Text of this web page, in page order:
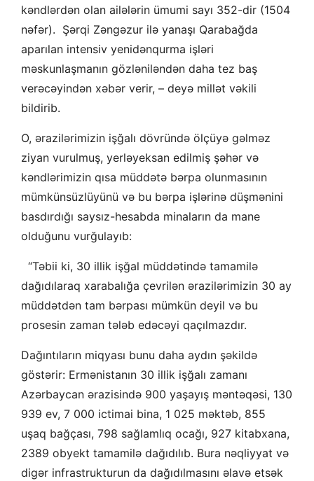
kəndlərdən olan ailələrin ümumi sayı 352-dir (1504
nəfər). Şərqi Zəngəzur ilə yanaşı Qarabağda
aparılan intensiv yenidənqurma işləri
məskunlaşmanın gözləniləndən daha tez baş
verəcəyindən xəbər verir, – deyə millət vəkili
bildirib.
O, ərazilərimizin işğalı dövründə ölçüyə gəlməz
ziyan vurulmuş, yerləyeksan edilmiş şəhər və
kəndlərimizin qısa müddətə bərpa olunmasının
mümkünsüzlüyünü və bu bərpa işlərinə düşmənini
basdırdığı saysız-hesabda minaların da mane
olduğunu vurğulayıb:
“Təbii ki, 30 illik işğal müddətində tamamilə
dağıdılaraq xarabalığa çevrilən ərazilərimizin 30 ay
müddətdən tam bərpası mümkün deyil və bu
prosesin zaman tələb edəcəyi qaçılmazdır.
Dağıntıların miqyası bunu daha aydın şəkildə
göstərir: Ermənistanın 30 illik işğalı zamanı
Azərbaycan ərazisində 900 yaşayış məntəqəsi, 130
939 ev, 7 000 ictimai bina, 1 025 məktəb, 855
uşaq bağçası, 798 sağlamlıq ocağı, 927 kitabxana,
2389 obyekt tamamilə dağıdılıb. Bura nəqliyyat və
digər infrastrukturun da dağıdılmasını əlavə etsək